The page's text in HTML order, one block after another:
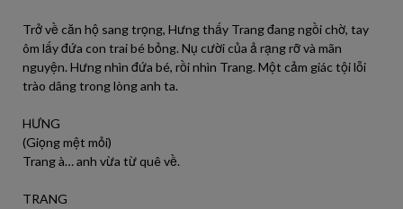
Trở về căn hộ sang trọng, Hưng thấy Trang đang ngồi chờ, tay
ôm lấy đứa con trai bé bỏng. Nụ cười của ả rạng rỡ và mãn
nguyện. Hưng nhìn đứa bé, rồi nhìn Trang. Một cảm giác tội lỗi
trào dâng trong lòng anh ta.
HƯNG
(Giọng mệt mỏi)
Trang à… anh vừa từ quê về.
TRANG